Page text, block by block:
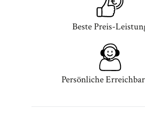
Beste Preis-
Persönliche